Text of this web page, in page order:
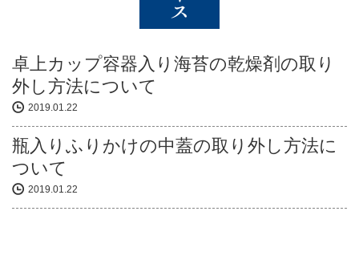
卓上カップ容器入り海苔の乾燥剤の取り
外し方法について
2019.01.22
瓶入りふりかけの中蓋の取り外し方法に
ついて
2019.01.22